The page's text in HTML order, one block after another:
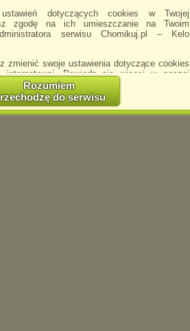
dotyczących cookies w Twojej
zgodę na ich umieszczanie na Twoim
serwisu Chomikuj.pl – Kelo
zmienić swoje ustawienia dotyczące cookies
internetowej. Dowiedz się więcej w naszej
http://chomikuj.pl/PolitykaPrywatnosci.aspx
że zmiana ustawień przeglądarki może
korzystania ze strony Chomikuj.pl.
Rozumiem
do serwisu